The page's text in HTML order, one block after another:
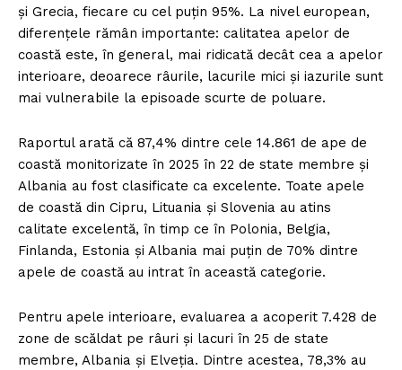
și Grecia, fiecare cu cel puțin 95%. La nivel european,
diferențele rămân importante: calitatea apelor de
coastă este, în general, mai ridicată decât cea a apelor
interioare, deoarece râurile, lacurile mici și iazurile sunt
mai vulnerabile la episoade scurte de poluare.
Raportul arată că 87,4% dintre cele 14.861 de ape de
coastă monitorizate în 2025 în 22 de state membre și
Albania au fost clasificate ca excelente. Toate apele
de coastă din Cipru, Lituania și Slovenia au atins
calitate excelentă, în timp ce în Polonia, Belgia,
Finlanda, Estonia și Albania mai puțin de 70% dintre
apele de coastă au intrat în această categorie.
Pentru apele interioare, evaluarea a acoperit 7.428 de
zone de scăldat pe râuri și lacuri în 25 de state
membre, Albania și Elveția. Dintre acestea, 78,3% au